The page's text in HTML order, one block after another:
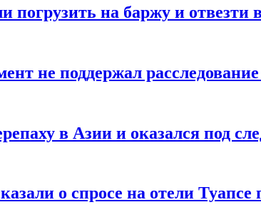
на баржу и отвезти
не поддержал
в Азии и оказался под
о спросе на отели Туапсе